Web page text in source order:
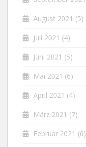
August 2021 (5)
Juli 2021 (4)
Juni 2021 (5)
Mai 2021 (6)
April 2021 (4)
März 2021 (7)
Februar 2021 (6)